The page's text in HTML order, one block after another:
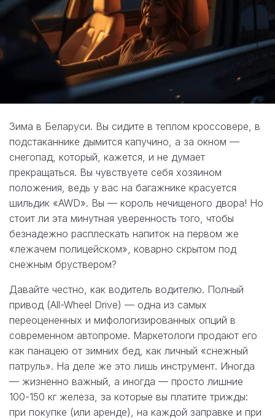
Зима в Беларуси. Вы сидите в теплом кроссовере, в
подстаканнике дымится капучино, а за окном —
снегопад, который, кажется, и не думает
прекращаться. Вы чувствуете себя хозяином
положения, ведь у вас на багажнике красуется
шильдик «AWD». Вы — король нечищеного двора! Но
стоит ли эта минутная уверенность того, чтобы
безнадежно расплескать напиток на первом же
«лежачем полицейском», коварно скрытом под
снежным бруствером?
Давайте честно, как водитель водителю. Полный
привод (All-Wheel Drive) — одна из самых
переоцененных и мифологизированных опций в
современном автопроме. Маркетологи продают его
как панацею от зимних бед, как личный «снежный
патруль». На деле же это лишь инструмент. Иногда
— жизненно важный, а иногда — просто лишние
100-150 кг железа, за которые вы платите трижды:
при покупке (или аренде), на каждой заправке и при